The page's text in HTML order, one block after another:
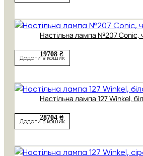
Настільна лампа №207 Conic,
19708 ₴
Додати в кошик
Настільна лампа 127 Winkel,
28704 ₴
Додати в кошик